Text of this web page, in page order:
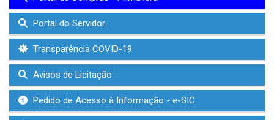
Portal do Servidor
Transparência COVID-19
Avisos de Licitação
Pedido de Acesso à Informação - e-SIC